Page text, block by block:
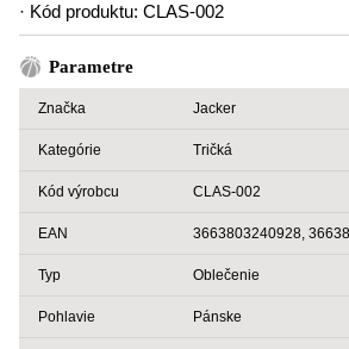
· Kód produktu: CLAS-002
Parametre
Značka Jacker
Kategórie Tričká
Kód výrobcu CLAS-002
EAN 3663803240928,
Typ Oblečenie
Pohlavie Pánske